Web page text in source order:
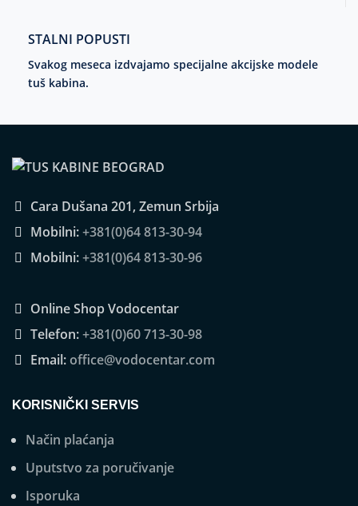
STALNI POPUSTI
Svakog meseca izdvajamo specijalne akcijske modele
tuš kabina.
Cara Dušana 201, Zemun Srbija
Mobilni:+381(0)64 813-30-94
Mobilni:+381(0)64 813-30-96
Online Shop Vodocentar
Telefon:+381(0)60 713-30-98
Email:office@vodocentar.com
KORISNIČKI SERVIS
Način plaćanja
Uputstvo za poručivanje
Isporuka